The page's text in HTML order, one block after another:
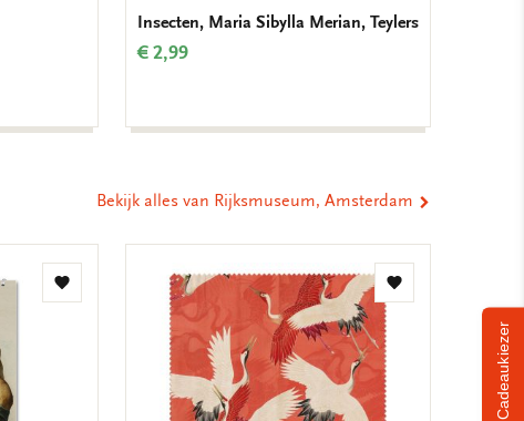
Insecten, Maria Sibylla Merian, Teylers
€ 2,99
Bekijk alles van Rijksmuseum, Amsterdam
Toevoegen
Toevoegen
Cadeaukiezer